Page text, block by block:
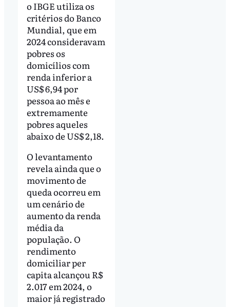
o IBGE utiliza os
critérios do Banco
Mundial, que em
2024 consideravam
pobres os
domicílios com
renda inferior a
US$ 6,94 por
pessoa ao mês e
extremamente
pobres aqueles
abaixo de US$ 2,18.
O levantamento
revela ainda que o
movimento de
queda ocorreu em
um cenário de
aumento da renda
média da
população. O
rendimento
domiciliar per
capita alcançou R$
2.017 em 2024, o
maior já registrado